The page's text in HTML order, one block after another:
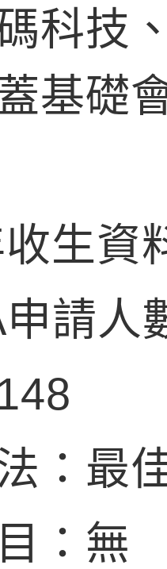
科技
基礎
生資
請人
：最
：無